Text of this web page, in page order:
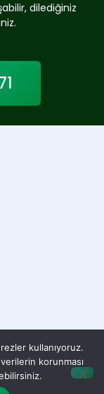
dilediğiniz
/ İstanbul
Mars Creative
kullanıyoruz.
korunması